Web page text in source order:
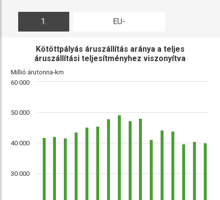
1. EU-
Millió árutonna-km
Kötöttpályás áruszállítás aránya a teljes
áruszállítási teljesítményhez viszonyítva
30 000
40 000
50 000
60 000